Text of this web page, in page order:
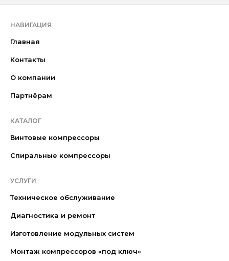
НАВИГАЦИЯ
Главная
Контакты
О компании
Партнёрам
КАТАЛОГ
Винтовые компрессоры
Спиральные компрессоры
УСЛУГИ
Техническое обслуживание
Диагностика и ремонт
Изготовление модульных систем
Монтаж компрессоров «под ключ»